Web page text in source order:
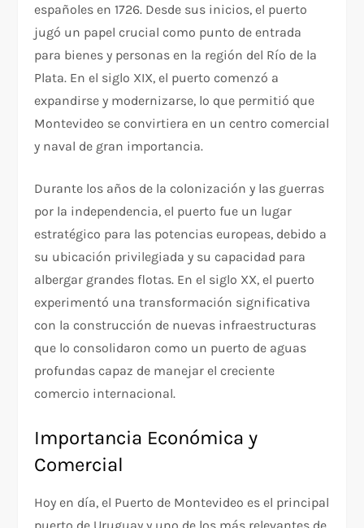
españoles en 1726. Desde sus inicios, el puerto
jugó un papel crucial como punto de entrada
para bienes y personas en la región del Río de la
Plata. En el siglo XIX, el puerto comenzó a
expandirse y modernizarse, lo que permitió que
Montevideo se convirtiera en un centro comercial
y naval de gran importancia.
Durante los años de la colonización y las guerras
por la independencia, el puerto fue un lugar
estratégico para las potencias europeas, debido a
su ubicación privilegiada y su capacidad para
albergar grandes flotas. En el siglo XX, el puerto
experimentó una transformación significativa
con la construcción de nuevas infraestructuras
que lo consolidaron como un puerto de aguas
profundas capaz de manejar el creciente
comercio internacional.
Importancia Económica y
Comercial
Hoy en día, el Puerto de Montevideo es el principal